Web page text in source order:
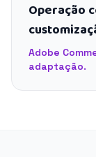
Operação
Adobe
adaptação.